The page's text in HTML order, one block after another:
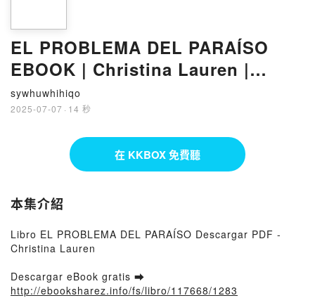
EL PROBLEMA DEL PARAÍSO
EBOOK | Christina Lauren |
Descargar libro PDF EPUB
sywhuwhihiqo
2025-07-07 · 14 秒
在 KKBOX 免費聽
本集介紹
Libro EL PROBLEMA DEL PARAÍSO Descargar PDF -
Christina Lauren
Descargar eBook gratis ➡
http://ebooksharez.info/fs/libro/117668/1283